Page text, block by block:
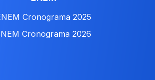
Cronograma 2025
Cronograma 2026